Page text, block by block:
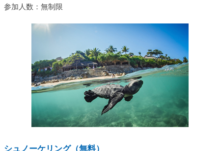
参加人数：無制限
シュノーケリング（無料）